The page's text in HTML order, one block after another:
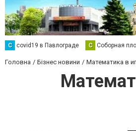
C covid19 в Павлограде С Соборная
Головна Бізнес новини Математика в